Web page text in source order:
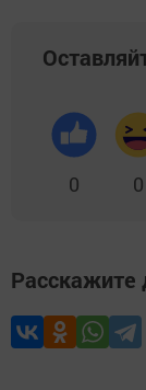
0 0
Расскажите